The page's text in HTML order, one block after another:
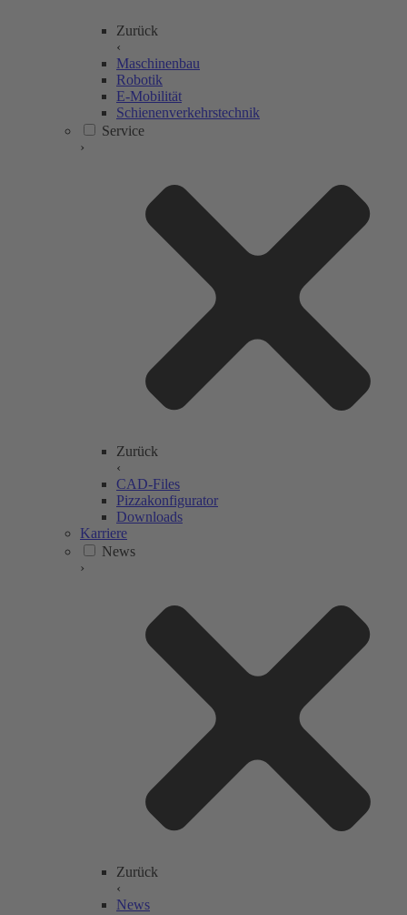
Zurück
‹
Maschinenbau
Robotik
E-Mobilität
Schienenverkehrstechnik
Service
›
Zurück
‹
CAD-Files
Pizzakonfigurator
Downloads
Karriere
News
›
Zurück
‹
News